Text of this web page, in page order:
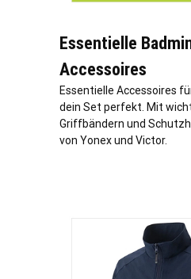
Essentielle
Accessoires
Essentielle Accessoires
dein Set perfekt. Mit
Griffbändern und
von Yonex und Victor.